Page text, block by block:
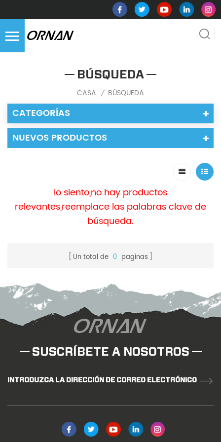
BÚSQUEDA
CASA / BÚSQUEDA
CATEGORÍAS
NUEVOS PRODUCTOS
lo siento,no hay productos
relevantes,reemplace las palabras clave de
búsqueda.
Un total de 0 paginas
SUSCRÍBETE A NOSOTROS
INTRODUZCA LA DIRECCIÓN DE CORREO ELECTRÓNICO